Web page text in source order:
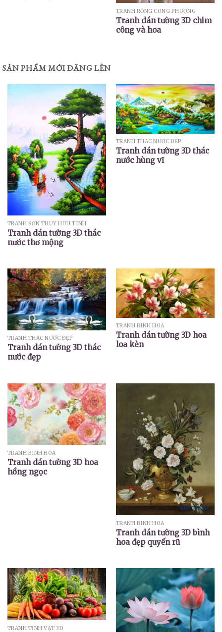
TRANH RỒNG CÔNG PHƯỢNG
Tranh dán tường 3D chim
công và hoa
SẢN PHẨM MỚI ĐĂNG LÊN
TRANH SƠN THỦY HỮU TÌNH
Tranh dán tường 3D thác
nước thơ mộng
TRANH THÁC NƯỚC ĐẸP
Tranh dán tường 3D thác
nước hùng vĩ
TRANH THÁC NƯỚC ĐẸP
Tranh dán tường 3D thác
nước đẹp
TRANH BÌNH HOA
Tranh dán tường 3D hoa
loa kèn
TRANH BÌNH HOA
Tranh dán tường 3D hoa
hồng ngọc
TRANH BÌNH HOA
Tranh dán tường 3D bình
hoa đẹp quyến rũ
TRANH TĨNH VẬT 3D